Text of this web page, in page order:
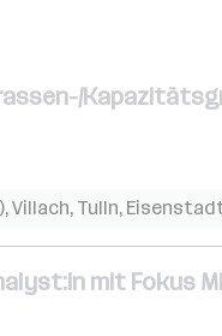
,Villach, Tulln,
mit Fokus